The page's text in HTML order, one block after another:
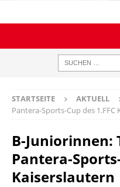
STARTSEITE AKTUELL
Pantera-Sports-Cup des 1.FFC
B-Juniorinnen:
Pantera-
Kaiserslautern